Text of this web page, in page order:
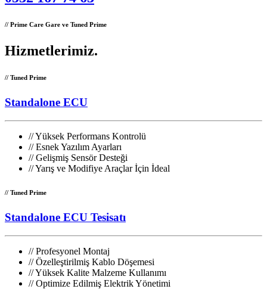
// Prime Care Gare ve Tuned Prime
Hizmetlerimiz.
// Tuned Prime
Standalone ECU
//Yüksek Performans Kontrolü
//Esnek Yazılım Ayarları
//Gelişmiş Sensör Desteği
//Yarış ve Modifiye Araçlar İçin İdeal
// Tuned Prime
Standalone ECU Tesisatı
//Profesyonel Montaj
//Özelleştirilmiş Kablo Döşemesi
//Yüksek Kalite Malzeme Kullanımı
//Optimize Edilmiş Elektrik Yönetimi